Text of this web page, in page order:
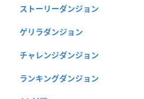
ストーリーダンジョン
ゲリラダンジョン
チャレンジダンジョン
ランキングダンジョン